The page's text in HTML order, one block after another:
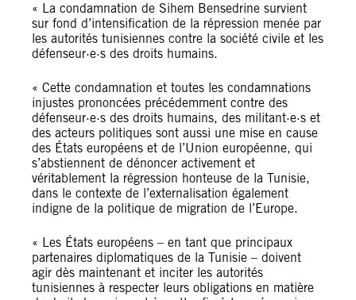
« La condamnation de Sihem Bensedrine survient
sur fond d’intensification de la répression menée par
les autorités tunisiennes contre la société civile et les
défenseur·e·s des droits humains.
« Cette condamnation et toutes les condamnations
injustes prononcées précédemment contre des
défenseur·e·s des droits humains, des militant·e·s et
des acteurs politiques sont aussi une mise en cause
des États européens et de l’Union européenne, qui
s’abstiennent de dénoncer activement et
véritablement la régression honteuse de la Tunisie,
dans le contexte de l’externalisation également
indigne de la politique de migration de l’Europe.
« Les États européens – en tant que principaux
partenaires diplomatiques de la Tunisie – doivent
agir dès maintenant et inciter les autorités
tunisiennes à respecter leurs obligations en matière